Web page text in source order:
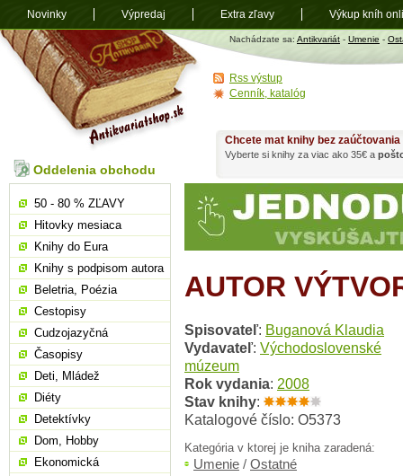
Antikvariát
shop.sk
Nachádzate sa: Antikvariát - Umenie -
AUTOR
Spisovateľ: Buganová Klaudia
Vydavateľ: Východoslovenské
múzeum
Rok vydania: 2008
Stav knihy:
Katalogové číslo: O5373
Kategória v ktorej je kniha zaradená:
Umenie / Ostatné
Chcete mat knihy bez
Vyberte si knihy za viac ako 35€ a
Oddelenia obchodu
50 - 80 % ZĽAVY
Hitovky mesiaca
Knihy do Eura
Knihy s podpisom autora
Beletria, Poézia
Cestopisy
Cudzojazyčná
Časopisy
Deti, Mládež
Diéty
Detektívky
Dom, Hobby
Ekonomická
Rss výstup
Cenník, katalóg
Novinky Výpredaj Extra zľavy Výkup kníh